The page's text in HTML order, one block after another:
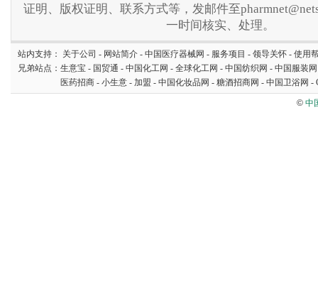
证明、版权证明、联系方式等，发邮件至
一时间核实、处理。
站内支持： 关于公司 - 网站简介 - 中国医疗器械网 - 服务项目 - 领导关怀 - 使用
兄弟站点： 生意宝 - 国贸通 - 中国化工网 - 全球化工网 - 中国纺织网 - 中国服装网
医药招商 - 小生意 - 加盟 - 中国化妆品网 - 糖酒招商网 - 中国卫浴网 -
© 中